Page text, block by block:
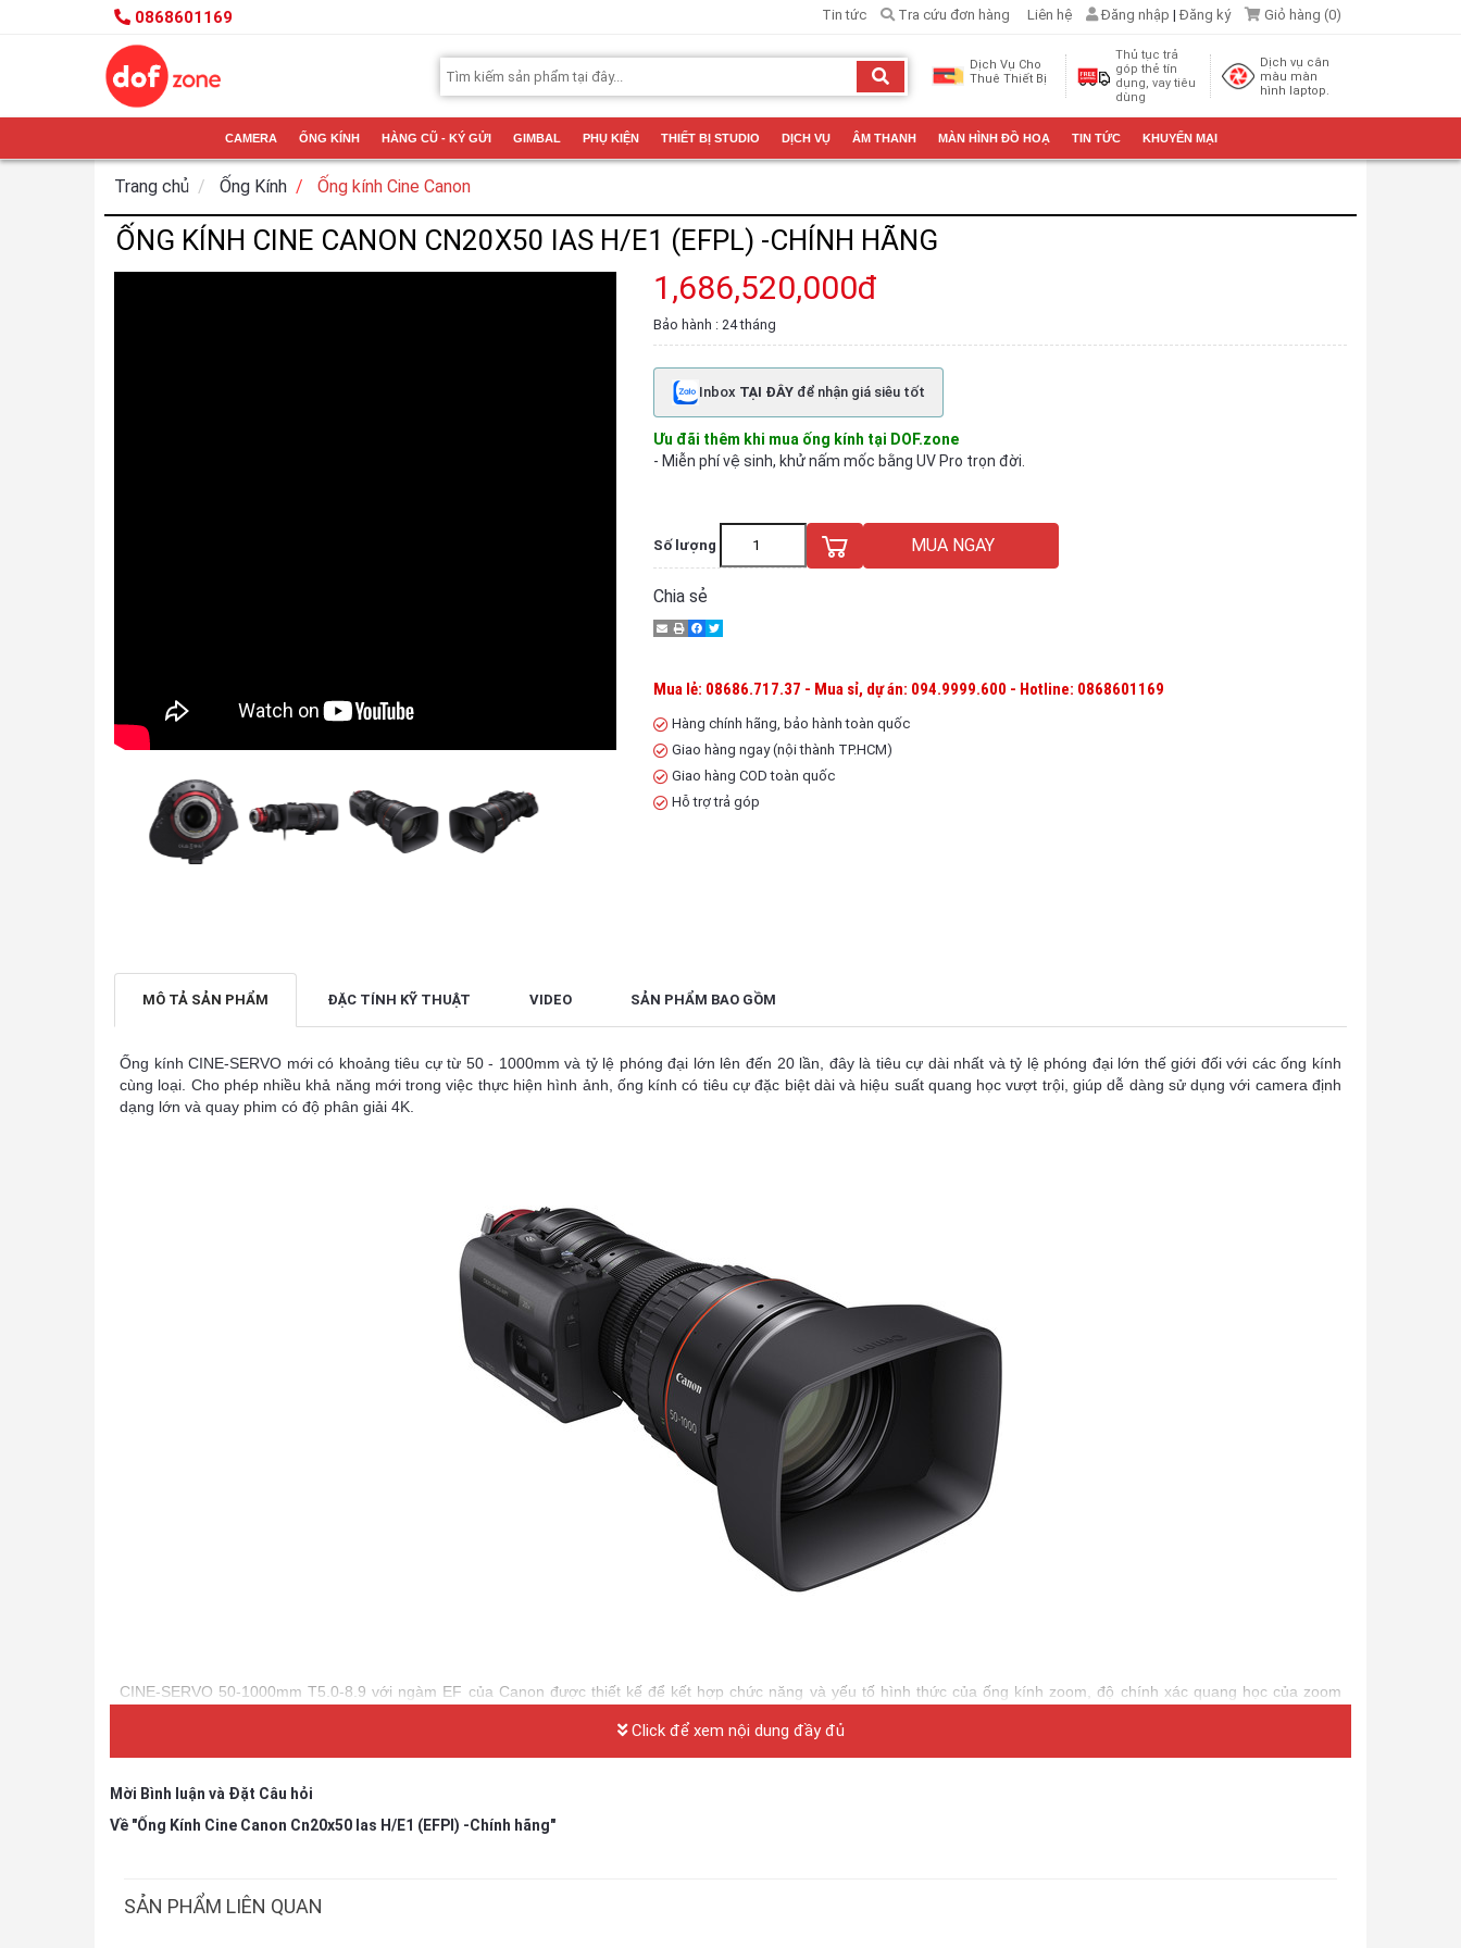
0868601169 Tin tức Tra cứu đơn hàng Liên hệ Đăng nhập |Đăng ký Giỏ hàng (0)
Dịch Vụ Cho
Thuê Thiết Bị
Thủ tục trả
góp thẻ tín
dụng, vay tiêu
dùng
Dịch vụ cân
màu màn
hình laptop.
CAMERA ỐNG KÍNH HÀNG CŨ - KÝ GỬI GIMBAL PHỤ KIỆN THIẾT BỊ STUDIO DỊCH VỤ ÂM THANH MÀN HÌNH ĐỒ HOẠ TIN TỨC KHUYẾN MẠI
Trang chủ Ống Kính Ống kính Cine Canon
ỐNG KÍNH CINE CANON CN20X50 IAS H/E1 (EFPL) -CHÍNH HÃNG
1,686,520,000đ
Bảo hành : 24 tháng
Inbox TẠI ĐÂY để nhận giá siêu tốt
Ưu đãi thêm khi mua ống kính tại DOF.zone
- Miễn phí vệ sinh, khử nấm mốc bằng UV Pro trọn đời.
Số lượng MUA NGAY
Chia sẻ
Mua lẻ: 08686.717.37 - Mua sỉ, dự án: 094.9999.600 - Hotline: 0868601169
Hàng chính hãng, bảo hành toàn quốc
Giao hàng ngay (nội thành TP.HCM)
Giao hàng COD toàn quốc
Hỗ trợ trả góp
MÔ TẢ SẢN PHẨM ĐẶC TÍNH KỸ THUẬT VIDEO SẢN PHẨM BAO GỒM
Ống kính CINE-SERVO mới có khoảng tiêu cự từ 50 - 1000mm và tỷ lệ phóng đại lớn lên đến 20 lần, đây là tiêu cự dài nhất và tỷ lệ phóng đại lớn thế giới đối với các ống kính
cùng loại. Cho phép nhiều khả năng mới trong việc thực hiện hình ảnh, ống kính có tiêu cự đặc biệt dài và hiệu suất quang học vượt trội, giúp dễ dàng sử dụng với camera định
dạng lớn và quay phim có độ phân giải 4K.
CINE-SERVO 50-1000mm T5.0-8.9 với ngàm EF của Canon được thiết kế để kết hợp chức năng và yếu tố hình thức của ống kính zoom, độ chính xác quang học của zoom
Click để xem nội dung đầy đủ
Mời Bình luận và Đặt Câu hỏi
Về "Ống Kính Cine Canon Cn20x50 Ias H/E1 (EFPl) -Chính hãng"
SẢN PHẨM LIÊN QUAN